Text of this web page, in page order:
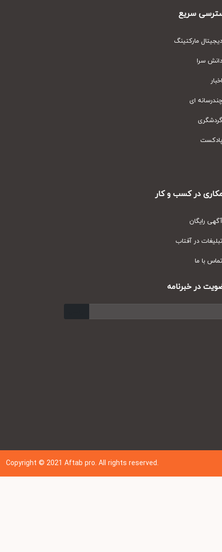
سریع
مارکتینگ
سرا
ای
در کسب و کار
رایگان
در آفتاب
با ما
در خبرنامه
Copyright © 202 1Aftab pro. All rights reserved.